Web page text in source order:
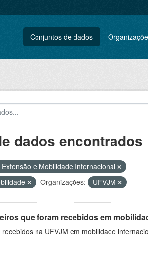
Conjuntos de dados
dados encontrados
e Mobilidade Internacional
Organizações: UFVJM
que foram recebidos em
na UFVJM em mobilidade